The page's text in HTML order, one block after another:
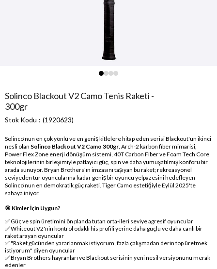
Solinco Blackout V2 Camo Tenis Raketi -
300gr
Stok Kodu (1920623)
Solinco'nun en çok yönlü ve en geniş kitlelere hitap eden serisi Blackout'un ikinci
nesli olan Solinco Blackout V2 Camo 300gr , Arch-2 karbon fiber mimarisi,
Power Flex Zone enerji dönüşüm sistemi, 40T Carbon Fiber ve Foam Tech Core
teknolojilerinin birleşimiyle patlayıcı güç, spin ve daha yumuşatılmış konforu bir
arada sunuyor. Bryan Brothers'ın imzasını taşıyan bu raket; rekreasyonel
seviyeden tur oyuncularına kadar geniş bir oyuncu yelpazesini hedefleyen
Solinco'nun en demokratik güç raketi. Tiger Camo estetiğiyle Eylül 2025'te
sahaya iniyor.
🎯 Kimler İçin Uygun?
✅ Güç ve spin üretimini ön planda tutan orta-ileri seviye agresif oyuncular
✅ Whiteout V2'nin kontrol odaklı his profili yerine daha güçlü ve daha canlı bir
raket arayan oyuncular
✅ "Raket gücünden yararlanmak istiyorum, fazla çalışmadan derin top üretmek
istiyorum" diyen oyuncular
✅ Bryan Brothers hayranları ve Blackout serisinin yeni nesil versiyonunu merak
edenler